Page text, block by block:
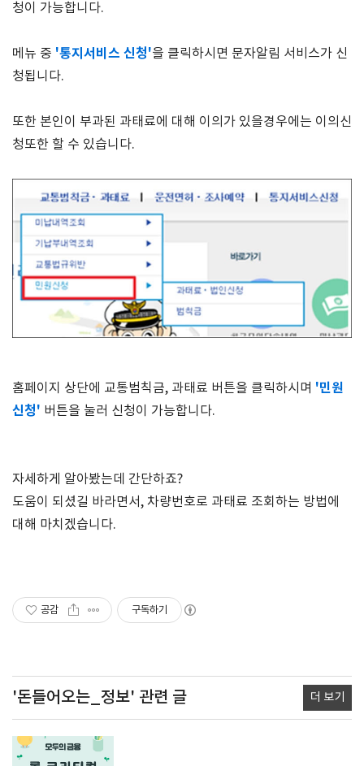
청이 가능합니다.
메뉴 중 '통지서비스 신청'을 클릭하시면 문자알림 서비스가 신
청됩니다.
또한 본인이 부과된 과태료에 대해 이의가 있을경우에는 이의신
청또한 할 수 있습니다.
홈페이지 상단에 교통범칙금, 과태료 버튼을 클릭하시며 '민원
신청' 버튼을 눌러 신청이 가능합니다.
자세하게 알아봤는데 간단하죠?
도움이 되셨길 바라면서, 차량번호로 과태료 조회하는 방법에
대해 마치겠습니다.
공감 구독하기
'돈들어오는_정보' 관련 글 더 보기